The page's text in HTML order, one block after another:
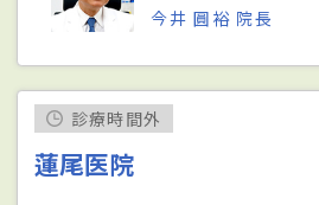
今井 圓裕 院長
診療時間外
蓮尾医院